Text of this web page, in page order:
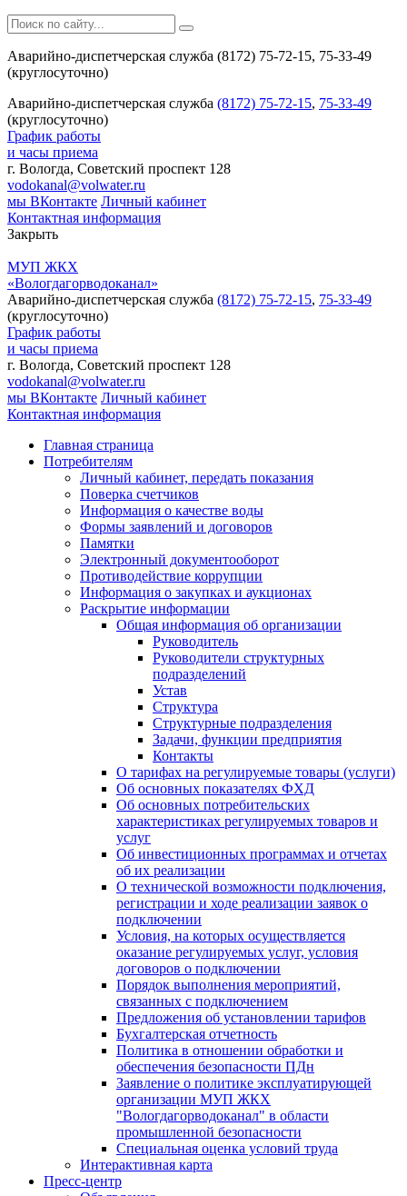
Аварийно-диспетчерская служба (8172) 75-72-15, 75-33-49
(круглосуточно)
Аварийно-диспетчерская служба (8172) 75-72-15, 75-33-49
(круглосуточно)
График работы
и часы приема
г. Вологда, Советский проспект 128
vodokanal@volwater.ru
мы ВКонтакте Личный кабинет
Контактная информация
Закрыть
МУП ЖКХ
«Вологдагорводоканал»
Аварийно-диспетчерская служба (8172) 75-72-15, 75-33-49
(круглосуточно)
График работы
и часы приема
г. Вологда, Советский проспект 128
vodokanal@volwater.ru
мы ВКонтакте Личный кабинет
Контактная информация
Главная страница
Потребителям
Личный кабинет, передать показания
Поверка счетчиков
Информация о качестве воды
Формы заявлений и договоров
Памятки
Электронный документооборот
Противодействие коррупции
Информация о закупках и аукционах
Раскрытие информации
Общая информация об организации
Руководитель
Руководители структурных
подразделений
Устав
Структура
Структурные подразделения
Задачи, функции предприятия
Контакты
О тарифах на регулируемые товары (услуги)
Об основных показателях ФХД
Об основных потребительских
характеристиках регулируемых товаров и
услуг
Об инвестиционных программах и отчетах
об их реализации
О технической возможности подключения,
регистрации и ходе реализации заявок о
подключении
Условия, на которых осуществляется
оказание регулируемых услуг, условия
договоров о подключении
Порядок выполнения мероприятий,
связанных с подключением
Предложения об установлении тарифов
Бухгалтерская отчетность
Политика в отношении обработки и
обеспечения безопасности ПДн
Заявление о политике эксплуатирующей
организации МУП ЖКХ
"Вологдагорводоканал" в области
промышленной безопасности
Специальная оценка условий труда
Интерактивная карта
Пресс-центр